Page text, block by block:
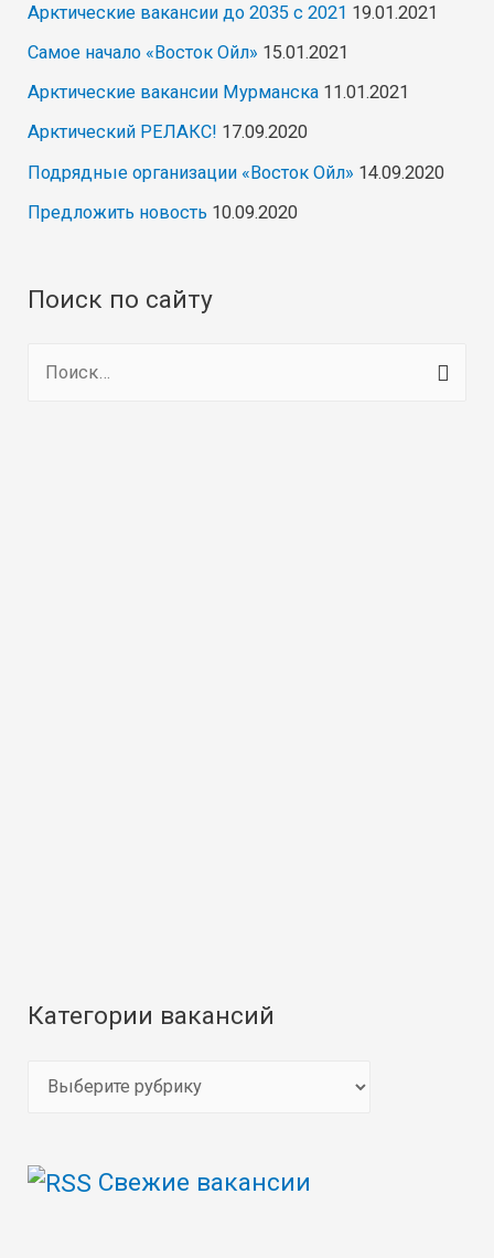
Арктические вакансии до 2035 с 2021 19.01.2021
Самое начало «Восток Ойл» 15.01.2021
Арктические вакансии Мурманска 11.01.2021
Арктический РЕЛАКС! 17.09.2020
Подрядные организации «Восток Ойл» 14.09.2020
Предложить новость 10.09.2020
Поиск по сайту
Категории вакансий
е
Свежие вакансии